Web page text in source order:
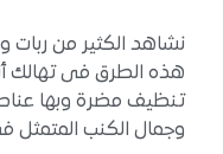
نشاهد الكثير من ربات
هذه الطرق فى تهالك
تنظيف مضرة وبها
وجمال الكنب المتمثل